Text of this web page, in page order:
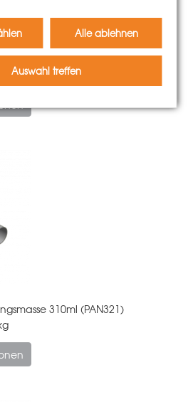
15x1232x102
kg
310ml (PAN321)
Alle ablehnen
Auswahl treffen